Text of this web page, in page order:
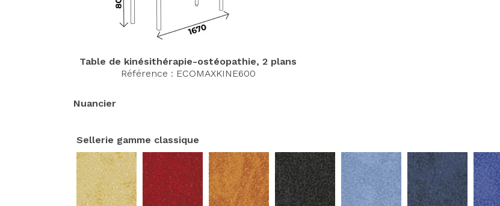
Table de kinésithérapie-ostéopathie, 2 plans
Référence : ECOMAXKINE600
Nuancier
Sellerie gamme classique